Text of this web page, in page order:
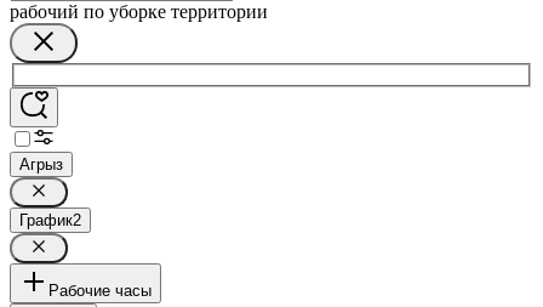
рабочий по уборке территории
Агрыз
График2
Рабочие часы